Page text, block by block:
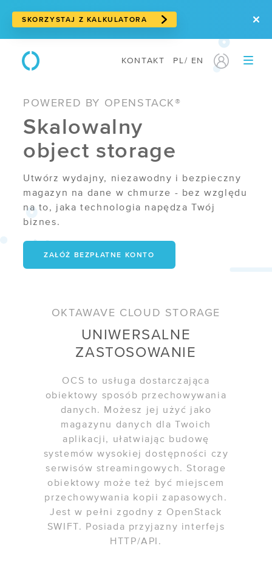
SKORZYSTAJ Z KALKULATORA
KONTAKT EN
/
PL
/ Storage blokowy
/ Storage obiektowy
/ Suwerenna chmura
/ Usługi sieciowe
/ GPU
/ Migracja do chmury
/ Cloud Operation Support
ROZWIĄZANIA
/ Disaster Recovery
VMware - VCSP
POWERED BY OPENSTACK®
Skalowalny
object storage
Utwórz wydajny, niezawodny i bezpieczny
magazyn na dane w chmurze - bez względu
na to, jaka technologia napędza Twój
biznes.
ZAŁÓŻ BEZPŁATNE KONTO
OKTAWAVE CLOUD STORAGE
UNIWERSALNE
ZASTOSOWANIE
OCS to usługa dostarczająca
obiektowy sposób przechowywania
danych. Możesz jej użyć jako
magazynu danych dla Twoich
aplikacji, ułatwiając budowę
systemów wysokiej dostępności czy
serwisów streamingowych. Storage
obiektowy może też być miejscem
przechowywania kopii zapasowych.
Jest w pełni zgodny z OpenStack
SWIFT. Posiada przyjazny interfejs
HTTP/API.